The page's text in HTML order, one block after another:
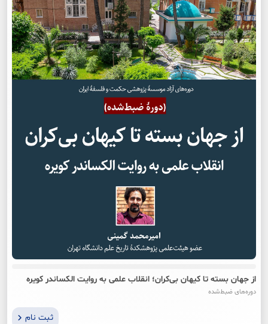
از جهان بسته تا کیهان بی‌کران؛ انقلاب علمی به روایت الکساندر کویره
دوره‌های ضبط‌شده
ثبت نام